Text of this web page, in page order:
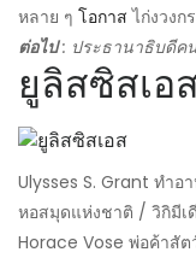
หลาย ๆ โอกาส ไก่งวงก
ต่อไป: ประธานาธิบดีค
ยูลิสซิสเอ
Ulysses S. Grant ทำอ
หอสมุดแห่งชาติ / วิกิมีเ
Horace Vose พ่อค้าสั